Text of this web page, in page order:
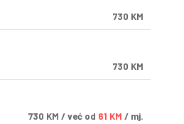
730 KM
730 KM
730 KM / već od 61 KM / mj.